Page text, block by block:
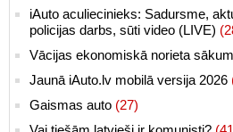
iAuto aculiecinieks: Sadursme,
policijas darbs, sūti video (LIVE)
Vācijas ekonomiskā norieta
Jaunā iAuto.lv mobilā versija 2026
Gaismas auto (27)